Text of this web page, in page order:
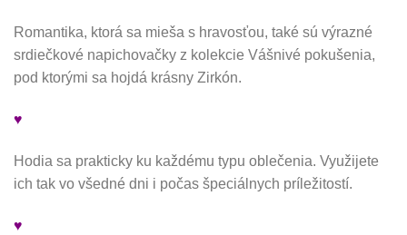
Romantika, ktorá sa mieša s hravosťou, také sú výrazné
srdiečkové napichovačky z kolekcie Vášnivé pokušenia,
pod ktorými sa hojdá krásny Zirkón.
♥
Hodia sa prakticky ku každému typu oblečenia. Využijete
ich tak vo všedné dni i počas špeciálnych príležitostí.
♥